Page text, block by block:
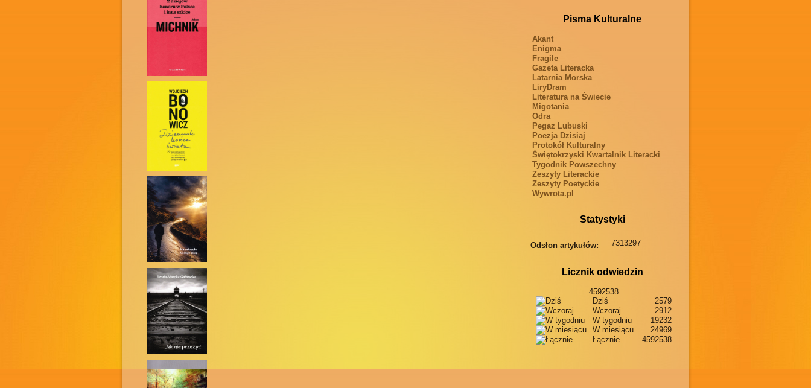
Pisma Kulturalne
Akant
Enigma
Fragile
Gazeta Literacka
Latarnia Morska
LiryDram
Literatura na Świecie
Migotania
Odra
Pegaz Lubuski
Poezja Dzisiaj
Protokół Kulturalny
Świętokrzyski Kwartalnik Literacki
Tygodnik Powszechny
Zeszyty Literackie
Zeszyty Poetyckie
Wywrota.pl
Statystyki
Odsłon artykułów: 7313297
Licznik odwiedzin
4592538
Dziś
2579
Wczoraj
2912
W tygodniu
19232
W miesiącu
24969
Łącznie
4592538